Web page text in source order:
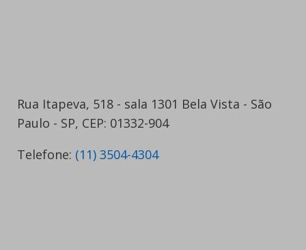
Rua Itapeva, 518 - sala 1301 Bela Vista - São
Paulo - SP, CEP: 01332-904
Telefone: (11) 3504-4304